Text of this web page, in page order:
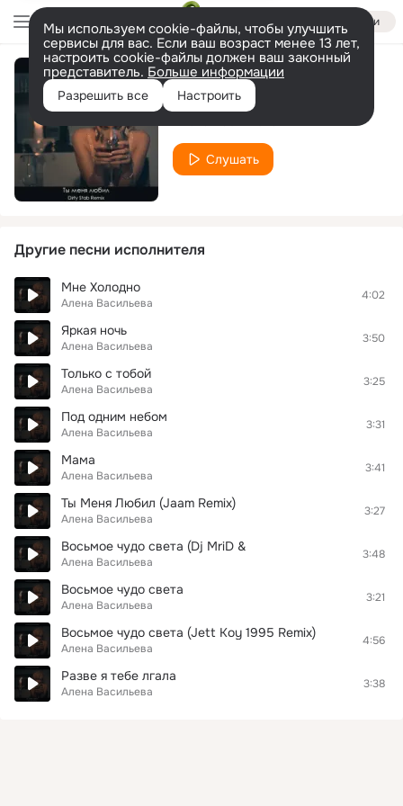
Войти
Мы используем cookie-файлы, чтобы улучшить
сервисы для вас. Если ваш возраст менее 13 лет,
настроить cookie-файлы должен ваш законный
представитель. Больше информации
Разрешить все Настроить
Спасибо
Слушать
Другие песни исполнителя
Мне Холодно
Алена Васильева
4:02
Яркая ночь
Алена Васильева
3:50
Только с тобой
Алена Васильева
3:25
Под одним небом
Алена Васильева
3:31
Мама
Алена Васильева
3:41
Ты Меня Любил (Jaam Remix)
Алена Васильева
3:27
Восьмое чудо света (Dj MriD &
Алена Васильева
3:48
Восьмое чудо света
Алена Васильева
3:21
Восьмое чудо света (Jett Koy 1995 Remix)
Алена Васильева
4:56
Разве я тебе лгала
Алена Васильева
3:38